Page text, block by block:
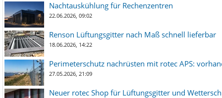
Nachtauskühlung für Rechenzentren
22.06.2026, 09:02
Renson Lüftungsgitter nach Maß schnell lieferbar
18.06.2026, 14:22
Perimeterschutz nachrüsten mit rotec APS:
27.05.2026, 21:09
Neuer rotec Shop für Lüftungsgitter und